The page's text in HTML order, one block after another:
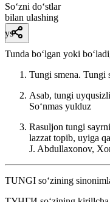
So‘zni do‘stlar
bilan ulashing
ys
Tunda boʻlgan yoki
Tungi smena. Tungi
Asab, tungi
Soʻnmas yulduz
Rasuljon tungi
lazzat topib, uyiga
J. Abdullaxonov,
TUNGI so‘zining